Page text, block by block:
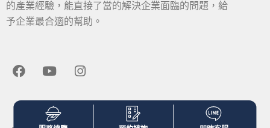
的產業經驗，能直接了當的解決企業面臨的問題，給
予企業最合適的幫助。
F
a
e
Y
o
t
u
I
n
t
隱私權政策